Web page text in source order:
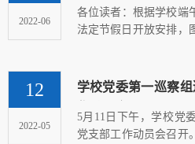
各位读者：根据学校端
法定节假日开放安排，
2022-06
学校党委第一巡察
​5月11日下午，学校党
党支部工作动员会召开
12
2022-05